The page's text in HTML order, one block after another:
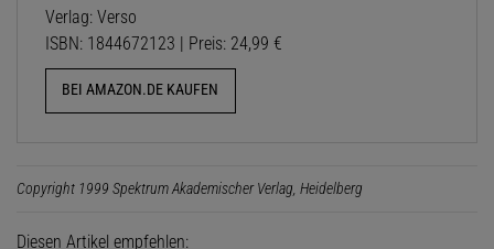
Verlag: Verso
ISBN: 1844672123 | Preis: 24,99 €
BEI AMAZON.DE KAUFEN
Copyright 1999 Spektrum Akademischer Verlag, Heidelberg
Diesen Artikel empfehlen: